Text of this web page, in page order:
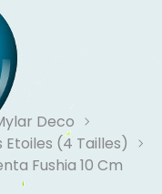
Deco
Etoiles (4 Tailles)
Fushia 10 Cm